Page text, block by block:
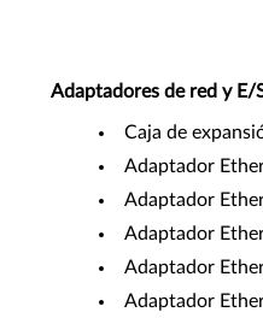
Adaptadores de red y E/
Caja de
Adaptador
Adaptador
Adaptador
Adaptador
Adaptador